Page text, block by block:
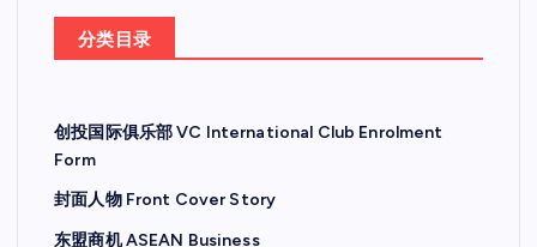
分类目录
创投国际俱乐部 VC International Club Enrolment
Form
封面人物 Front Cover Story
东盟商机 ASEAN Business